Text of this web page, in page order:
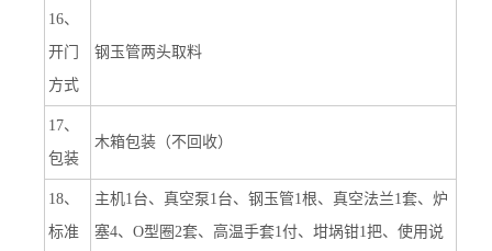
16、
开门
方式
钢玉管两头取料
17、
包装
木箱包装（不回收）
18、
标准
主机1台、真空泵1台、钢玉管1根、真空法兰1套、炉
塞4、O型圈2套、高温手套1付、坩埚钳1把、使用说